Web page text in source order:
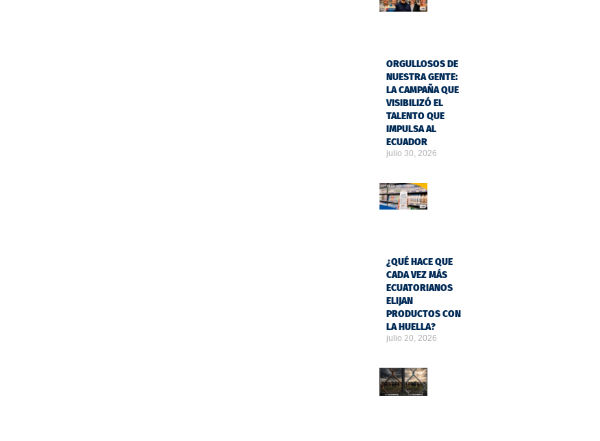
ORGULLOSOS DE
NUESTRA GENTE:
LA CAMPAÑA QUE
VISIBILIZÓ EL
TALENTO QUE
IMPULSA AL
ECUADOR
julio 30, 2026
¿QUÉ HACE QUE
CADA VEZ MÁS
ECUATORIANOS
ELIJAN
PRODUCTOS CON
LA HUELLA?
julio 20, 2026